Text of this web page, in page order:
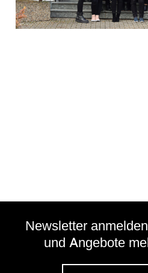
Newsletter
und Angebote